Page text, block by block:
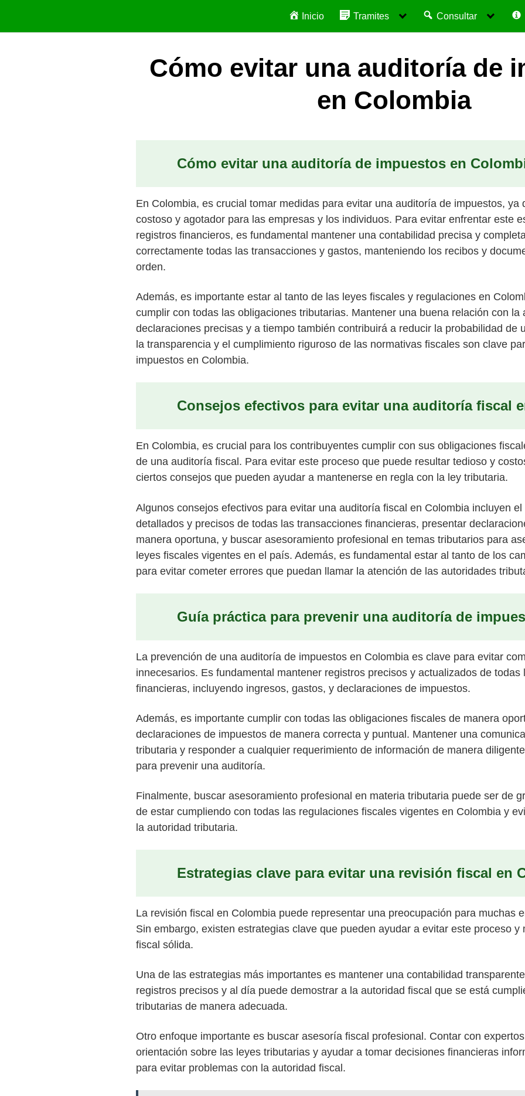
contenido
Inicio Tramites Consultar
Cómo evitar una auditoría de
en Colombia
Cómo evitar una auditoría de impuestos en
En Colombia, es crucial tomar medidas para evitar una auditoría de impuestos, ya
costoso y agotador para las empresas y los individuos. Para evitar enfrentar este
registros financieros, es fundamental mantener una contabilidad precisa y
correctamente todas las transacciones y gastos, manteniendo los recibos y
orden.
Además, es importante estar al tanto de las leyes fiscales y regulaciones en
cumplir con todas las obligaciones tributarias. Mantener una buena relación con la
declaraciones precisas y a tiempo también contribuirá a reducir la probabilidad de
la transparencia y el cumplimiento riguroso de las normativas fiscales son clave
impuestos en Colombia.
Consejos efectivos para evitar una auditoría fiscal
En Colombia, es crucial para los contribuyentes cumplir con sus obligaciones
de una auditoría fiscal. Para evitar este proceso que puede resultar tedioso y
ciertos consejos que pueden ayudar a mantenerse en regla con la ley tributaria.
Algunos consejos efectivos para evitar una auditoría fiscal en Colombia incluyen
detallados y precisos de todas las transacciones financieras, presentar
manera oportuna, y buscar asesoramiento profesional en temas tributarios para
leyes fiscales vigentes en el país. Además, es fundamental estar al tanto de los
para evitar cometer errores que puedan llamar la atención de las autoridades
Guía práctica para prevenir una auditoría de
La prevención de una auditoría de impuestos en Colombia es clave para evitar
innecesarios. Es fundamental mantener registros precisos y actualizados de todas
financieras, incluyendo ingresos, gastos, y declaraciones de impuestos.
Además, es importante cumplir con todas las obligaciones fiscales de manera
declaraciones de impuestos de manera correcta y puntual. Mantener una
tributaria y responder a cualquier requerimiento de información de manera
para prevenir una auditoría.
Finalmente, buscar asesoramiento profesional en materia tributaria puede ser de
de estar cumpliendo con todas las regulaciones fiscales vigentes en Colombia y
la autoridad tributaria.
Estrategias clave para evitar una revisión fiscal en
La revisión fiscal en Colombia puede representar una preocupación para muchas
Sin embargo, existen estrategias clave que pueden ayudar a evitar este proceso y
fiscal sólida.
Una de las estrategias más importantes es mantener una contabilidad
registros precisos y al día puede demostrar a la autoridad fiscal que se está
tributarias de manera adecuada.
Otro enfoque importante es buscar asesoría fiscal profesional. Contar con
orientación sobre las leyes tributarias y ayudar a tomar decisiones financieras
para evitar problemas con la autoridad fiscal.